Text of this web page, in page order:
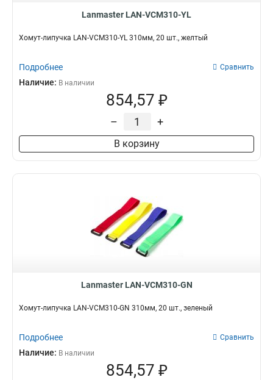
Lanmaster LAN-VCM310-YL
Хомут-липучка LAN-VCM310-YL 310мм, 20 шт., желтый
Подробнее Сравнить
Наличие: В наличии
854,57 ₽
– +
В корзину
Lanmaster LAN-VCM310-GN
Хомут-липучка LAN-VCM310-GN 310мм, 20 шт., зеленый
Подробнее Сравнить
Наличие: В наличии
854,57 ₽